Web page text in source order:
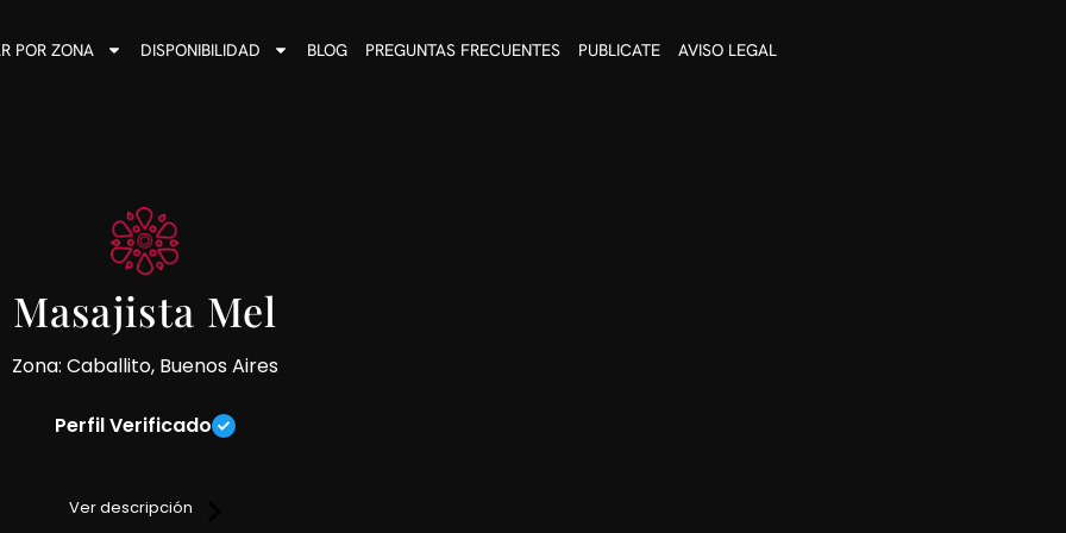
POR ZONA DISPONIBILIDAD BLOG PREGUNTAS FRECUENTES PUBLICATE AVISO LEGAL
Masajista Mel
Zona: Caballito, Buenos Aires
Perfil Verificado
y medidas de higiene (solo me manejo con reserva de turno anticipada)
Ver descripción